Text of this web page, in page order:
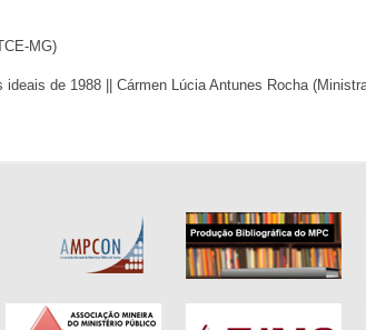
MG)
de 1988 || Cármen Lúcia Antunes Rocha